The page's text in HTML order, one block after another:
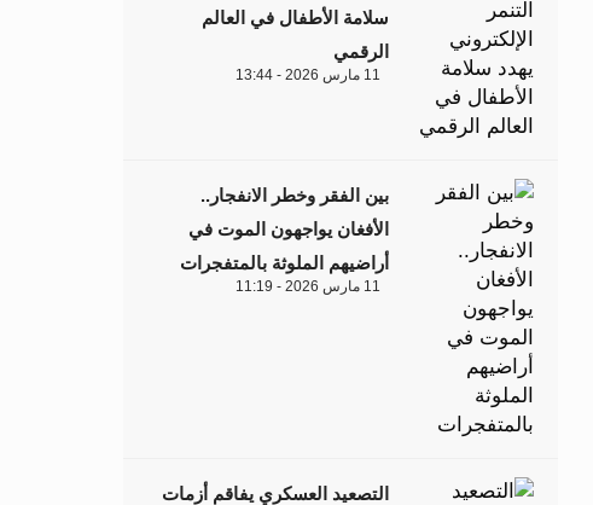
سلامة الأطفال في العالم
الرقمي
11 مارس 2026 - 13:44
بين الفقر وخطر الانفجار..
الأفغان يواجهون الموت في
أراضيهم الملوثة بالمتفجرات
11 مارس 2026 - 11:19
التصعيد العسكري يفاقم أزمات